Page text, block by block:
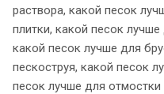
раствора, какой песок
плитки, какой песок
какой песок лучше для
пескоструя, какой песок
песок лучше для отмостки